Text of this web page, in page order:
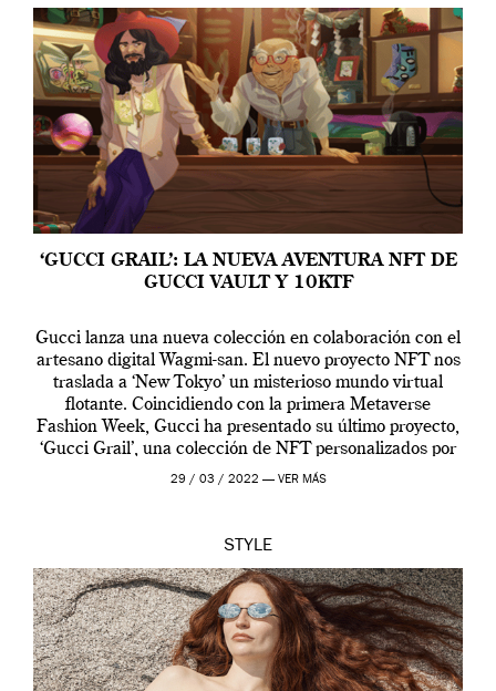
‘GUCCI GRAIL’: LA NUEVA AVENTURA NFT DE
GUCCI VAULT Y 10KTF
Gucci lanza una nueva colección en colaboración con el
artesano digital Wagmi-san. El nuevo proyecto NFT nos
traslada a ‘New Tokyo’ un misterioso mundo virtual
flotante. Coincidiendo con la primera Metaverse
Fashion Week, Gucci ha presentado su último proyecto,
‘Gucci Grail’, una colección de NFT personalizados por
Alessandro Michele, director creativo de la casa italiana
29 / 03 / 2022 — VER MÁS
STYLE